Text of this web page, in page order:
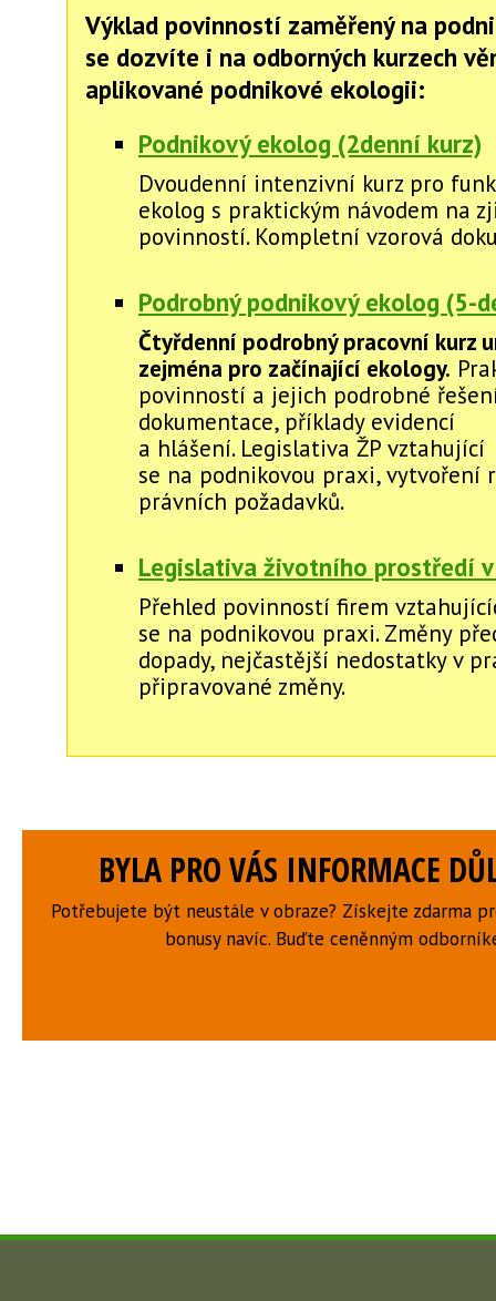
Výklad povinností zaměřený na
se dozvíte i na odborných kurzech
aplikované podnikové ekologii:
Podnikový ekolog (2denní kurz)
Dvoudenní intenzivní kurz pro
ekolog s praktickým návodem na
povinností. Kompletní vzorová
Podrobný podnikový ekolog (5-
Čtyřdenní podrobný pracovní kurz
zejména pro začínající ekology.
povinností a jejich podrobné
dokumentace, příklady evidencí
a hlášení. Legislativa ŽP vztahující
se na podnikovou praxi, vytvoření
právních požadavků.
Legislativa životního prostředí
Přehled povinností firem
se na podnikovou praxi. Změny
dopady, nejčastější nedostatky v
připravované změny.
BYLA PRO VÁS INFORMACE
Potřebujete být neustále v obraze? Získejte zdarma
bonusy navíc. Buďte ceněnným